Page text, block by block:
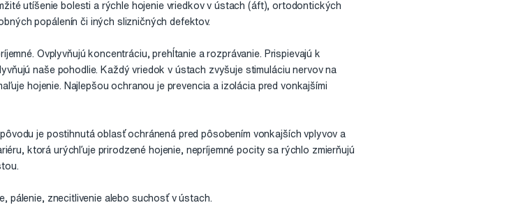
utíšenie bolesti a rýchle hojenie vriedkov v ústach (áft), ortodontických
popálenín či iných slizničných defektov.
Ovplyvňujú koncentráciu, prehĺtanie a rozprávanie. Prispievajú k
naše pohodlie. Každý vriedok v ústach zvyšuje stimuláciu nervov na
hojenie. Najlepšou ochranou je prevencia a izolácia pred vonkajšími
je postihnutá oblasť ochránená pred pôsobením vonkajších vplyvov a
ktorá urýchľuje prirodzené hojenie, nepríjemné pocity sa rýchlo zmierňujú
pálenie, znecitlivenie alebo suchosť v ústach.